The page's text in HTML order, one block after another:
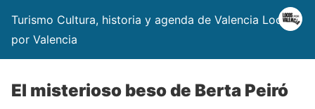
Turismo Cultura, historia y agenda de Valencia Locos
por Valencia
El misterioso beso de Berta Peiró